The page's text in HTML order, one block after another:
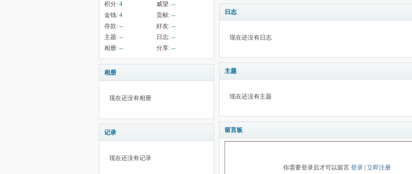
积分: 4 威望: --
金钱: 4 贡献: --
存款: -- 好友: --
主题: -- 日志: --
相册: -- 分享: --
相册
现在还没有相册
记录
现在还没有记录
日志
现在还没有日志
主题
现在还没有主题
留言板
你需要登录后才可以留言 登录| 立即注册